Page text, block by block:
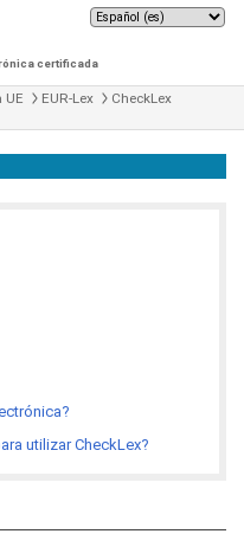
certificada
UE EUR-Lex
CheckLex
utilizar CheckLex?